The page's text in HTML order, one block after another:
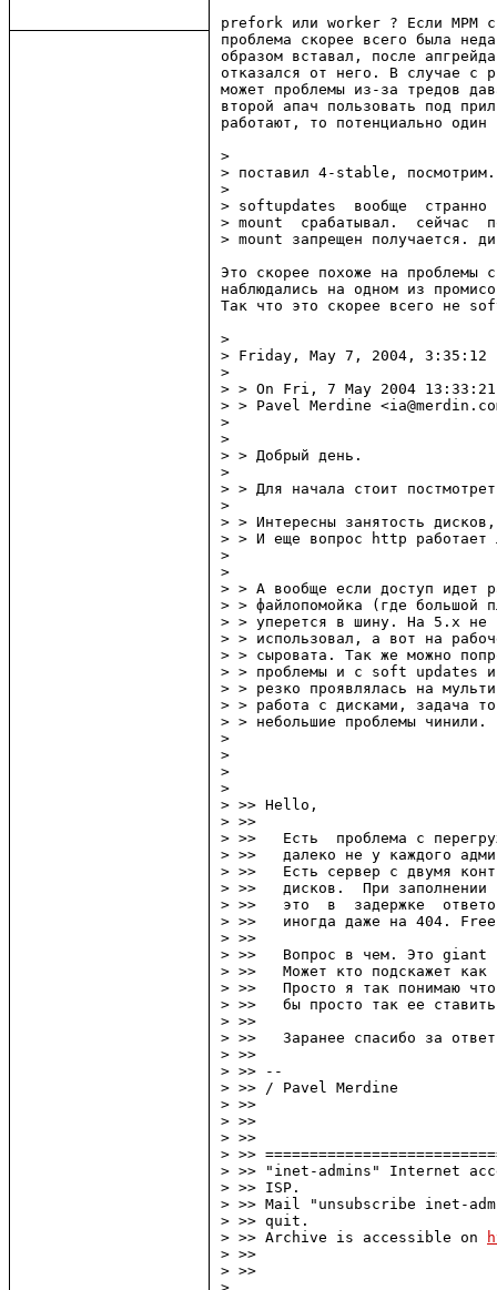
prefork или worker ? Если
проблема скорее всего была
образом вставал, после
отказался от него. В случае
может проблемы из-за тредов
второй апач пользовать под
работают, то потенциально
>
> поставил 4-stable,
>
> softupdates  вообще  странно
> mount  срабатывал.  сейчас
> mount запрещен получается.
Это скорее похоже на проблемы
наблюдались на одном из
Так что это скорее всего не
>
> Friday, May 7, 2004, 3:35:12
>
> > On Fri, 7 May 2004 13:33:21
> > Pavel Merdine
>
>
> > Добрый день.
>
> > Для начала стоит
>
> > Интересны занятость
> > И еще вопрос http работает
>
>
> > А вообще если доступ идет
> > файлопомойка (где большой
> > уперется в шину. На 5.x не
> > использовал, а вот на
> > сыровата. Так же можно
> > проблемы и с soft updates и
> > резко проявлялась на
> > работа с дисками, задача
> > небольшие проблемы чинили.
>
>
>
>
> >> Hello,
> >>
> >>   Есть  проблема с
> >>   далеко не у каждого
> >>   Есть сервер с двумя
> >>   дисков.  При заполнении
> >>   это  в  задержке
> >>   иногда даже на 404.
> >>
> >>   Вопрос в чем. Это giant
> >>   Может кто подскажет как
> >>   Просто я так понимаю
> >>   бы просто так ее
> >>
> >>   Заранее спасибо за
> >>
> >> --
> >> / Pavel Merdine
> >>
> >>
> >>
> >>
> >> "inet-admins" Internet
> >> ISP.
> >> Mail "unsubscribe inet-
> >> quit.
> >> Archive is accessible on
> >>
> >>